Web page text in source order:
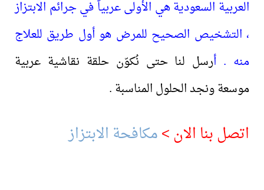
العربية السعودية هي الأولى عربياً في جرائم الابتزاز
، التشخيص الصحيح للمرض هو أول طريق للعلاج
منه . أرسل لنا حتى نُكوّن حلقة نقاشية عربية
موسعة ونجد الحلول المناسبة .
اتصل بنا الان >مكافحة الابتزاز